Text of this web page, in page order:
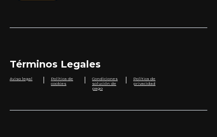
Términos Legales
Aviso legal
Política de
cookies
Condiciones
solución de
pago
Política de
privacidad